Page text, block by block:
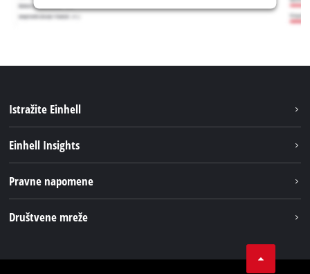
Istražite Einhell
Einhell Insights
Karijera
Obavijest za kupce
Pravne napomene
Društvene mreže